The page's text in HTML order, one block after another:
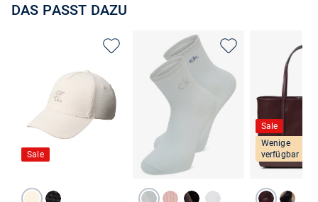
DAS PASST DAZU
Sale
Sale
Wenige
verfügbar